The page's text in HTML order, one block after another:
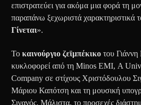
επιστρατεύει για ακόμα μια φορά τη
παραπάνω ξεχωριστά χαρακτηριστικά
Γίνεται».
Τοκαινούργιο ζεϊμπέκικο του
κυκλοφορεί από τη Minos EMI, A
Company σε στίχους Χριστόδουλου
Μάριου Καπότση και τη μουσική
Σιγανός. Μάλιστα, το προσεχές